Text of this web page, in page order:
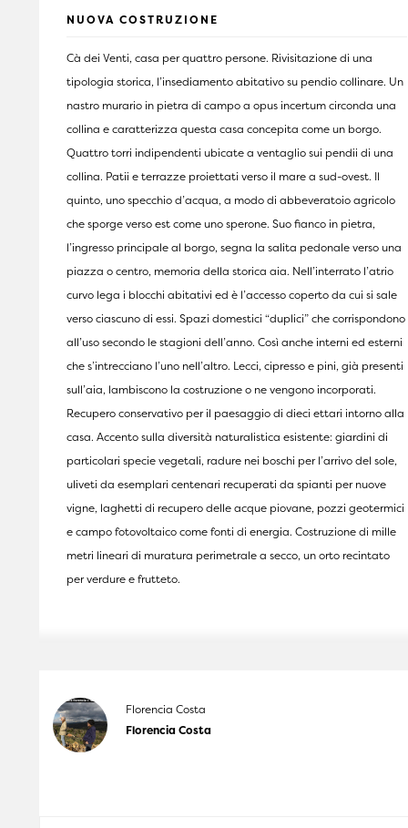
NUOVA COSTRUZIONE
Cà dei Venti, casa per quattro persone. Rivisitazione di una
tipologia storica, l’insediamento abitativo su pendio collinare. Un
nastro murario in pietra di campo a opus incertum circonda una
collina e caratterizza questa casa concepita come un borgo.
Quattro torri indipendenti ubicate a ventaglio sui pendii di una
collina. Patii e terrazze proiettati verso il mare a sud-ovest. Il
quinto, uno specchio d’acqua, a modo di abbeveratoio agricolo
che sporge verso est come uno sperone. Suo fianco in pietra,
l’ingresso principale al borgo, segna la salita pedonale verso una
piazza o centro, memoria della storica aia. Nell’interrato l’atrio
curvo lega i blocchi abitativi ed è l’accesso coperto da cui si sale
verso ciascuno di essi. Spazi domestici “duplici” che corrispondono
all’uso secondo le stagioni dell’anno. Così anche interni ed esterni
che s’intrecciano l’uno nell’altro. Lecci, cipresso e pini, già presenti
sull’aia, lambiscono la costruzione o ne vengono incorporati.
Recupero conservativo per il paesaggio di dieci ettari intorno alla
casa. Accento sulla diversità naturalistica esistente: giardini di
particolari specie vegetali, radure nei boschi per l’arrivo del sole,
uliveti da esemplari centenari recuperati da spianti per nuove
vigne, laghetti di recupero delle acque piovane, pozzi geotermici
e campo fotovoltaico come fonti di energia. Costruzione di mille
metri lineari di muratura perimetrale a secco, un orto recintato
per verdure e frutteto.
Florencia Costa
Florencia Costa